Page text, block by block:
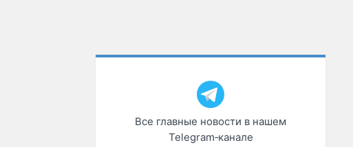
Все главные новости в нашем
Telegram‑канале